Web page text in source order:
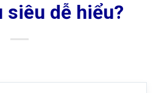
siêu dễ hiểu?